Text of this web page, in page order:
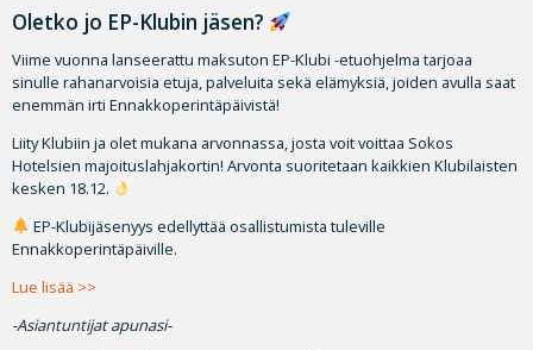
Oletko jo EP-Klubin jäsen?
Viime vuonna lanseerattu maksuton EP-Klubi -etuohjelma tarjoaa
sinulle rahanarvoisia etuja, palveluita sekä elämyksiä, joiden avulla saat
enemmän irti Ennakkoperintäpäivistä!
Liity Klubiin ja olet mukana arvonnassa, josta voit voittaa Sokos
Hotelsien majoituslahjakortin! Arvonta suoritetaan kaikkien Klubilaisten
kesken 18.12.
EP-Klubijäsenyys edellyttää osallistumista tuleville
Ennakkoperintäpäiville.
Lue lisää >>
-Asiantuntijat apunasi-